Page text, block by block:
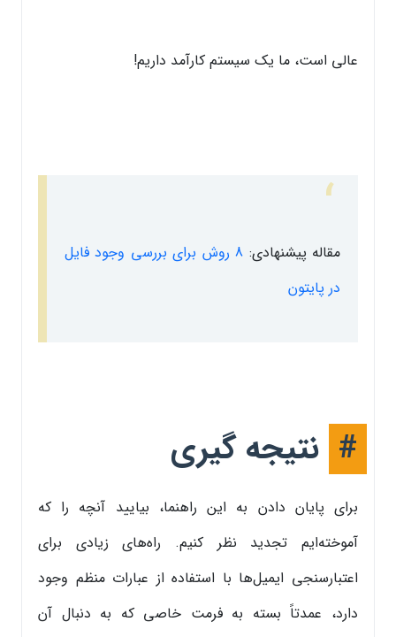
عالی است، ما یک سیستم کارآمد داریم!
مقاله پیشنهادی:
8 روش برای بررسی وجود فایل
در پایتون
# نتیجه گیری
برای پایان دادن به این راهنما، بیایید آنچه را که
آموخته‌ایم تجدید نظر کنیم. راه‌های زیادی برای
اعتبارسنجی ایمیل‌ها با استفاده از عبارات منظم وجود
دارد، عمدتاً بسته به فرمت خاصی که به دنبال آن